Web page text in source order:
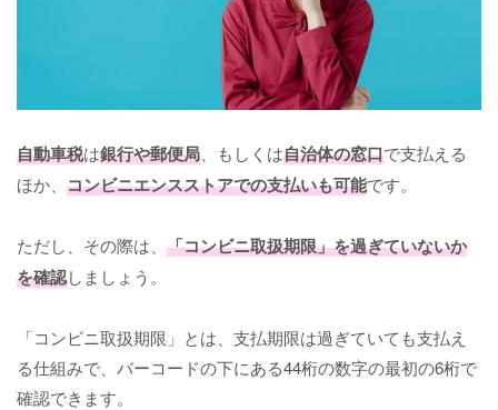
自動車税は銀行や郵便局 、もしくは自治体の窓口で支払える
ほか、 コンビニエンスストアでの支払いも可能です。
ただし、その際は、 「コンビニ取扱期限」を過ぎていないか
を確認しましょう。
「コンビニ取扱期限」とは、支払期限は過ぎていても支払え
る仕組みで、バーコードの下にある44桁の数字の最初の6桁で
確認できます。